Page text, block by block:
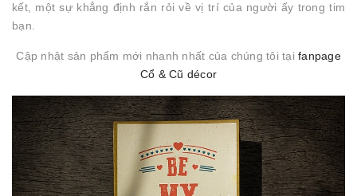
kết, một sự khẳng định rắn rỏi về vị trí của người ấy trong tim
bạn.
Cập nhật sản phẩm mới nhanh nhất của chúng tôi tại fanpage
Cổ & Cũ décor